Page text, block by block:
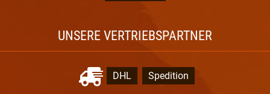
UNSERE VERTRIEBSPARTNER
DHL Spedition